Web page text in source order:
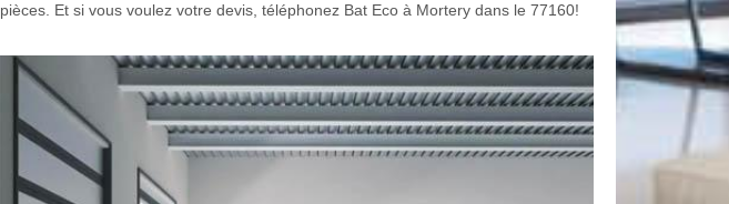
pièces. Et si vous voulez votre devis, téléphonez Bat Eco à Mortery dans le 77160!